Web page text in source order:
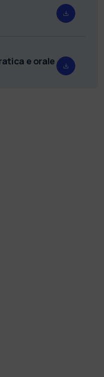
e orale